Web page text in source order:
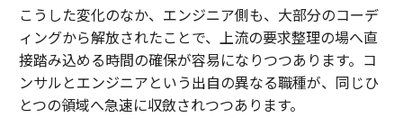
こうした変化のなか、エンジニア側も、大部分のコーデ
ィングから解放されたことで、上流の要求整理の場へ直
接踏み込める時間の確保が容易になりつつあります。コ
ンサルとエンジニアという出自の異なる職種が、同じひ
とつの領域へ急速に収斂されつつあります。